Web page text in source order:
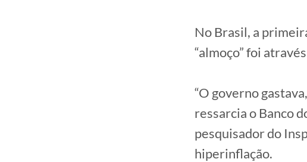
No Brasil, a
“almoço” foi
“O governo
ressarcia o Banco
pesquisador do
hiperinflação.